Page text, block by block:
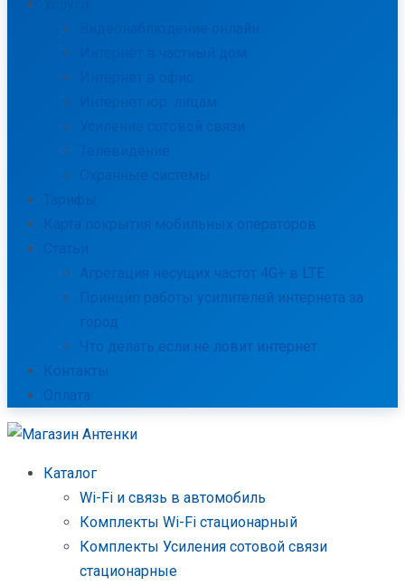
Карта покрытия мобильных операторов
Агрегация несущих частот 4G+ в LTE
Принцип работы усилителей интернета за
город
Что делать если не ловит интернет.
Контакты
Оплата
Каталог
Wi-Fi и связь в автомобиль
Комплекты Wi-Fi стационарный
Комплекты Усиления сотовой связи
стационарные